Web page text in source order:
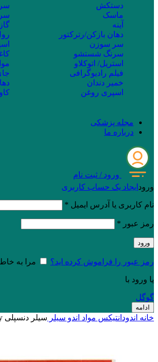
دستکش
ماسک
آینه
دهان بازکن/رترکتور
سر سوزن
سرنگ شستشو
استریل/ اتوکلاو
فیلم رادیوگرافی
خمیر دندان
اسپری روغن
مجله پزشکی
درباره ما
ورود / ثبت نام
ورود ایجاد یک حساب کاربری
نام کاربری یا آدرس ایمیل *
رمز عبور *
ورود
رمز عبور را فراموش کرده اید؟ مرا به
یا ورود با
گوگل
ادامه
خانه اندودانتیکس مواد اندو سیلر سیلر دنسپلی Sealer AH26 Denstply